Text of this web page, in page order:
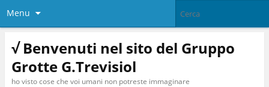
Menu
√ Benvenuti nel sito del Gruppo
Grotte G.Trevisiol
ho visto cose che voi umani non potreste immaginare